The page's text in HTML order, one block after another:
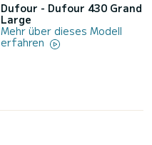
Dufour - Dufour 430 Grand
Large
Mehr über dieses Modell
erfahren